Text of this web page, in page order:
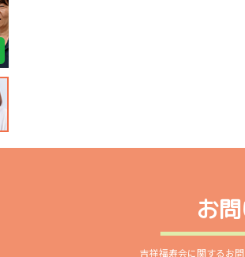
お
吉祥福寿会に関するお